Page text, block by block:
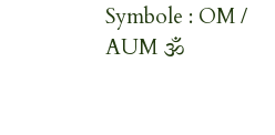
Symbole : OM /
AUM 🕉️